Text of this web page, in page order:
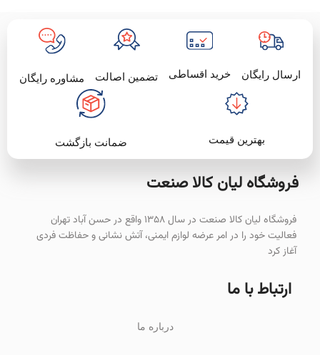
ارسال رایگان خرید اقساطی تضمین اصالت مشاوره رایگان
بهترین قیمت ضمانت بازگشت
فروشگاه لیان‌ کالا صنعت
فروشگاه لیان کالا صنعت در سال ۱۳۵۸ واقع در حسن آباد تهران
فعالیت خود را در امر عرضه لوازم ایمنی، آتش نشانی و حفاظت فردی
آغاز کرد
ارتباط با ما
درباره ما